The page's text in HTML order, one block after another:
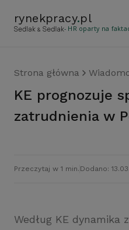
rynekpracy.pl
- HR oparty na
Strona główna
KE prognozuje spadek dynamiki
zatrudnienia w
Przeczytaj w 1 min. Dodano:
Według KE dynamika